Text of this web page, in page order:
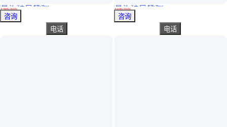
HRB400E环氧钢筋 建筑工地抗震 三级带肋钢筋 按需定制
真实性已核验
￥4100.00/吨
云南临沧
咨询
电话
HRB500环氧钢筋 热轧带肋钢筋 浇筑面干净整洁 长期定制
真实性已核验
￥3780 .00/吨
湖南益阳
咨询
电话